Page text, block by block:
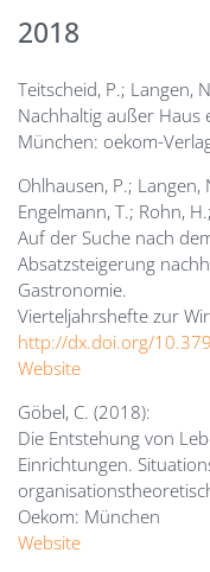
2018
Teitscheid, P.; Langen,
Nachhaltig außer Haus
München: oekom-
Ohlhausen, P.; Langen,
Engelmann, T.; Rohn,
Auf der Suche nach
Absatzsteigerung
Gastronomie.
Vierteljahrshefte zur
http://dx.doi.org/
Website
Göbel, C. (2018):
Die Entstehung von
Einrichtungen.
Oekom: München
Website